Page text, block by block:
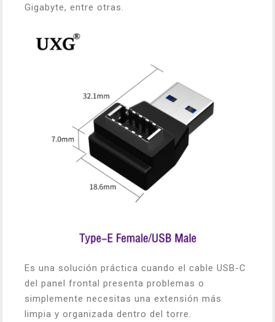
Gigabyte, entre otras.
Es una solución práctica cuando el cable USB-C
del panel frontal presenta problemas o
simplemente necesitas una extensión más
limpia y organizada dentro del torre.